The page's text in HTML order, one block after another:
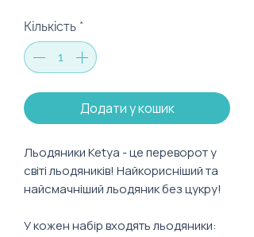
Кількість *
Додати у кошик
Льодяники Ketya - це переворот у
світі льодяників! Найкорисніший та
найсмачніший льодяник без цукру!
У кожен набір входять льодяники: